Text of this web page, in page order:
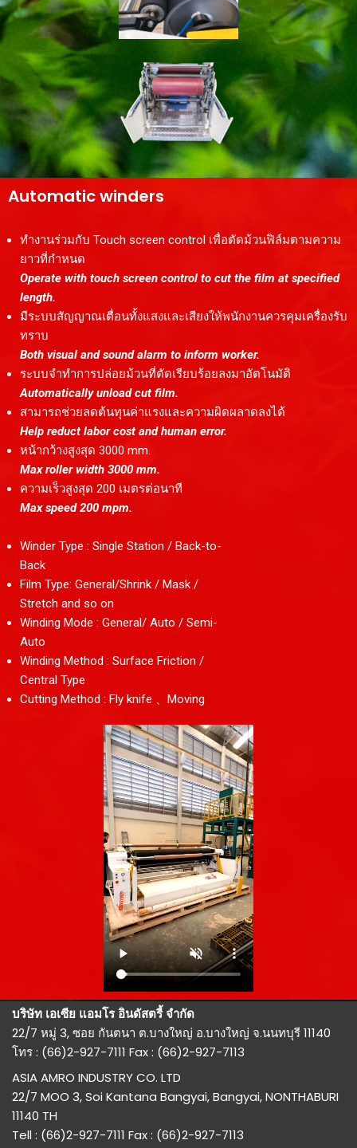
Automatic winders
ทำงานร่วมกับ Touch screen control เพื่อตัดม้วนฟิล์มตามความ
ยาวที่กำหนด
Operate with touch screen control to cut the film at specified
length.
มีระบบสัญญาณเตื่อนทั้งแสงและเสียงให้พนักงานควรคุมเครื่องรับ
ทราบ
Both visual and sound alarm to inform worker.
ระบบจำทำการปล่อยม้วนที่ตัดเรียบร้อยลงมาอัตโนมัติ
Automatically unload cut film.
สามารถช่วยลดต้นทุนค่าแรงและความผิดผลาดลงได้
Help reduct labor cost and human error.
หน้ากว้างสูงสุด 3000 mm.
Max roller width 3000 mm.
ความเร็วสูงสุด 200 เมตรต่อนาที
Max speed 200 mpm.
Winder Type : Single Station / Back-to-
Back
Film Type: General/Shrink / Mask /
Stretch and so on
Winding Mode : General/ Auto / Semi-
Auto
Winding Method : Surface Friction /
Central Type
Cutting Method : Fly knife 、Moving
บริษัท เอเซีย แอมโร อินดัสตรี้ จำกัด
22/7 หมู่ 3, ซอย กันตนา ต.บางใหญ่ อ.บางใหญ่ จ.นนทบุรี 11140
โทร : (66)2-927-7111 Fax : (66)2-927-7113
ASIA AMRO INDUSTRY CO. LTD
22/7 MOO 3, Soi Kantana Bangyai, Bangyai, NONTHABURI
11140 TH
Tell : (66)2-927-7111 Fax : (66)2-927-7113